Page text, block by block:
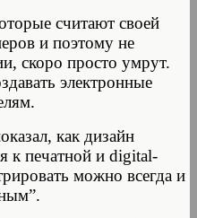
считают своей
и поэтому не
скоро просто умрут.
электронные
как дизайн
к печатной и digital-
можно всегда и